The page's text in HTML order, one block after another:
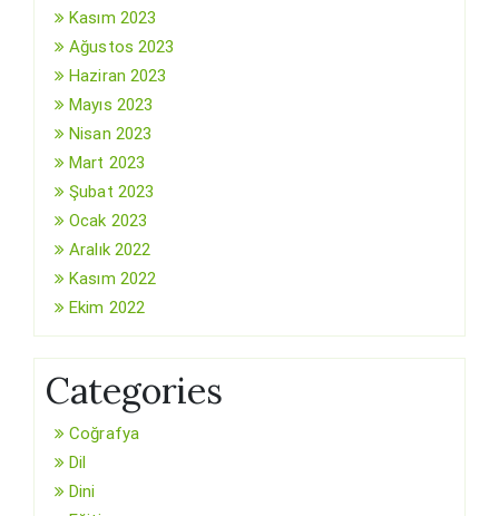
Kasım 2023
Ağustos 2023
Haziran 2023
Mayıs 2023
Nisan 2023
Mart 2023
Şubat 2023
Ocak 2023
Aralık 2022
Kasım 2022
Ekim 2022
Categories
Coğrafya
Dil
Dini